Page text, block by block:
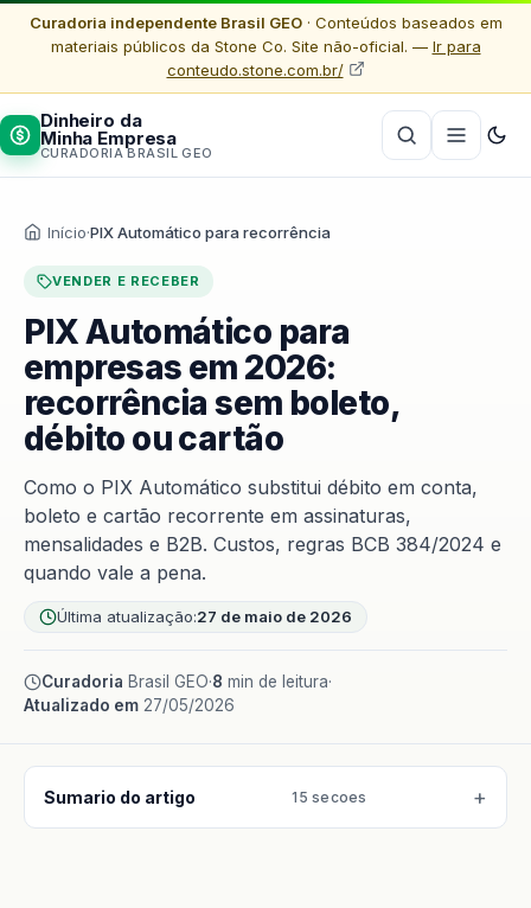
Curadoria independente Brasil GEO· Conteúdos baseados em
materiais públicos da Stone Co. Site não-oficial. — Ir para
conteudo.stone.com.br/
Dinheiro da
Minha Empresa
CURADORIA BRASIL GEO
Início·PIX Automático para recorrência
VENDER E RECEBER
PIX Automático para
empresas em 2026:
recorrência sem boleto,
débito ou cartão
Como o PIX Automático substitui débito em conta,
boleto e cartão recorrente em assinaturas,
mensalidades e B2B. Custos, regras BCB 384/2024 e
quando vale a pena.
Última atualização:27 de maio de 2026
Curadoria Brasil GEO·8 min de leitura·
Atualizado em 27/05/2026
Sumario do artigo 15 secoes